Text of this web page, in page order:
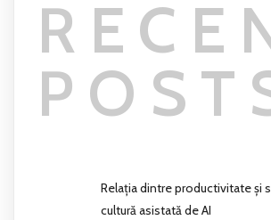
Relația dintre productivitate și
cultură asistată de AI